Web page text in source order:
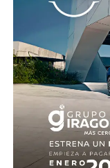
reforzar la
investigar
el respaldo de
coincidieron en
de la ley para